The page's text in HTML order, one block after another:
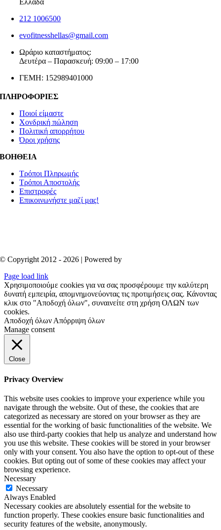
Ελλάδα
212 1006500
evofitnesshellas@gmail.com
Ωράριο καταστήματος:
Δευτέρα – Παρασκευή: 09:00 – 17:00
ΓΕΜΗ: 152989401000
ΠΛΗΡΟΦΟΡΙΕΣ
Ποιοί είμαστε
Χονδρική πώληση
Πολιτική απορρήτου
Όροι χρήσης
ΒΟΗΘΕΙΑ
Τρόποι Πληρωμής
Τρόποι Αποστολής
Επιστροφές
Επικοινωνήστε μαζί μας!
© Copyright 2012 - 2026 | Powered by
Page load link
Χρησιμοποιούμε cookies για να σας προσφέρουμε την καλύτερη
δυνατή εμπειρία, απομνημονεύοντας τις προτιμήσεις σας. Κάνοντας
κλικ στο "Αποδοχή όλων", συναινείτε στη χρήση ΟΛΩΝ των
cookies.
Αποδοχή όλων Απόρριψη όλων
Manage consent
Close
Privacy Overview
This website uses cookies to improve your experience while you
navigate through the website. Out of these, the cookies that are
categorized as necessary are stored on your browser as they are
essential for the working of basic functionalities of the website. We
also use third-party cookies that help us analyze and understand how
you use this website. These cookies will be stored in your browser
only with your consent. You also have the option to opt-out of these
cookies. But opting out of some of these cookies may affect your
browsing experience.
Necessary
Necessary
Always Enabled
Necessary cookies are absolutely essential for the website to
function properly. These cookies ensure basic functionalities and
security features of the website, anonymously.